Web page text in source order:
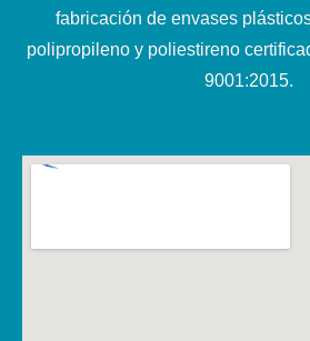
fabricación de envases
polipropileno y poliestireno
9001:2015.